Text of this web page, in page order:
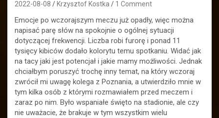
2022-08-08 Krzysztof Kostka 1 Comment
Emocje po wczorajszym meczu już opadły, więc można
napisać parę słów na spokojnie o ogólnej sytuacji
dotyczącej frekwencji. Liczba robi furorę i ponad 11
tysięcy kibiców dodało kolorytu temu spotkaniu. Widać jak
na tacy jaki jest potencjał i jakie mamy możliwości. Jednak
chciałbym poruszyć trochę inny temat, na który wczoraj
zwrócił mi uwagę kolega z Poznania, a utwierdziło mnie w
tym kilka osób z którymi rozmawiałem przed meczem i
zaraz po nim. Było wspaniałe święto na stadionie, ale czy
nie uważacie, że brakuje w tym wszystkim wielu